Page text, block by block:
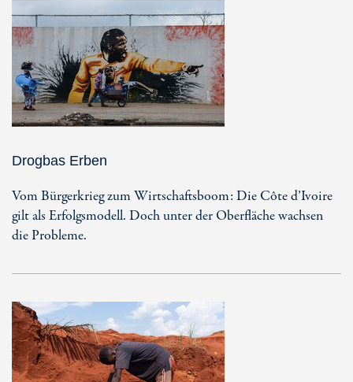
Drogbas Erben
Vom Bürgerkrieg zum Wirtschaftsboom: Die Côte d’Ivoire
gilt als Erfolgsmodell. Doch unter der Oberfläche wachsen
die Probleme.